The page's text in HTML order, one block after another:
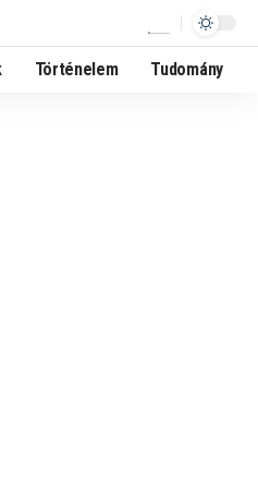
Történelem Tudomány